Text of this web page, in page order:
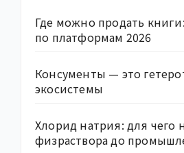
Где можно продать
по платформам 2026
Консументы — это
экосистемы
Хлорид натрия: для чего
физраствора до